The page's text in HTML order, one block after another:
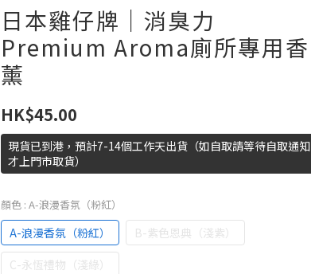
日本雞仔牌｜消臭力
Premium Aroma廁所專用香
薰
HK$45.00
現貨已到港，預計7-14個工作天出貨（如自取請等待自取通知
才上門市取貨）
顏色 : A-浪漫香氛（粉紅）
A-浪漫香氛（粉紅）
B-紫色恩典（淺紫）
C-永恆禮物（淺綠）